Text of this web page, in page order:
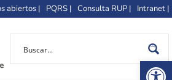
abiertos | PQRS | Consulta RUP | Intranet |